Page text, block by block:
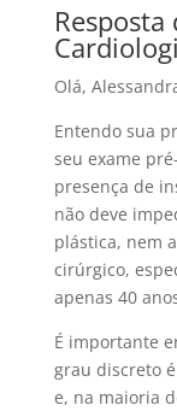
Olá,
Entendo sua
seu exame
presença de
não deve
plástica, nem
cirúrgico,
apenas 40
É importante
grau discreto
e, na maioria